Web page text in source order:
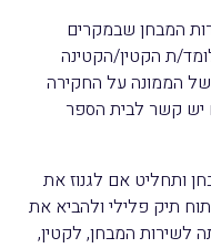
המבחן שבמקרים
ת הקטין/הקטינה
של הממונה על החקירה
יש קשר לבית הספר
ותחליט אם לגנוז את
תיק פלילי ולהביא את
לשירות המבחן, לקטין,